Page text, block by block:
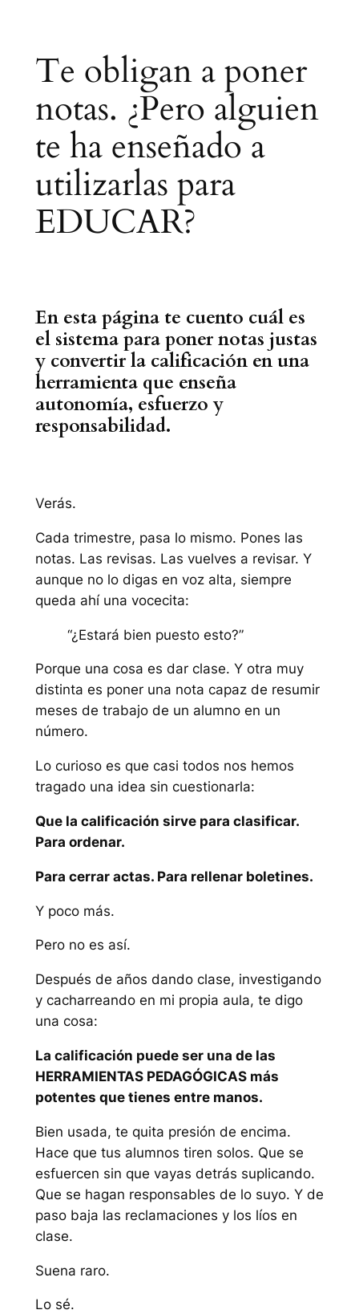
contenidoTe obligan a poner
notas. ¿Pero alguien
te ha enseñado a
utilizarlas para
EDUCAR?
En esta página te cuento cuál es
el sistema para poner notas justas
y convertir la calificación en una
herramienta que enseña
autonomía, esfuerzo y
responsabilidad.
Verás.
Cada trimestre, pasa lo mismo. Pones las
notas. Las revisas. Las vuelves a revisar. Y
aunque no lo digas en voz alta, siempre
queda ahí una vocecita:
“¿Estará bien puesto esto?”
Porque una cosa es dar clase. Y otra muy
distinta es poner una nota capaz de resumir
meses de trabajo de un alumno en un
número.
Lo curioso es que casi todos nos hemos
tragado una idea sin cuestionarla:
Que la calificación sirve para clasificar.
Para ordenar.
Para cerrar actas. Para rellenar boletines.
Y poco más.
Pero no es así.
Después de años dando clase, investigando
y cacharreando en mi propia aula, te digo
una cosa:
La calificación puede ser una de las
HERRAMIENTAS PEDAGÓGICAS más
potentes que tienes entre manos.
Bien usada, te quita presión de encima.
Hace que tus alumnos tiren solos. Que se
esfuercen sin que vayas detrás suplicando.
Que se hagan responsables de lo suyo. Y de
paso baja las reclamaciones y los líos en
clase.
Suena raro.
Lo sé.